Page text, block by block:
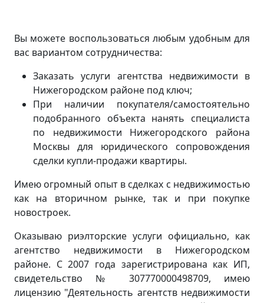
Вы можете воспользоваться любым удобным для
вас вариантом сотрудничества:
Заказать услуги агентства недвижимости в
Нижегородском районе под ключ;
При наличии покупателя/самостоятельно
подобранного объекта нанять специалиста
по недвижимости Нижегородского района
Москвы для юридического сопровождения
сделки купли-продажи квартиры.
Имею огромный опыт в сделках с недвижимостью
как на вторичном рынке, так и при покупке
новостроек.
Оказываю риэлторские услуги официально, как
агентство недвижимости в Нижегородском
районе. С 2007 года зарегистрирована как ИП,
свидетельство № 307770000498709, имею
лицензию "Деятельность агентств недвижимости